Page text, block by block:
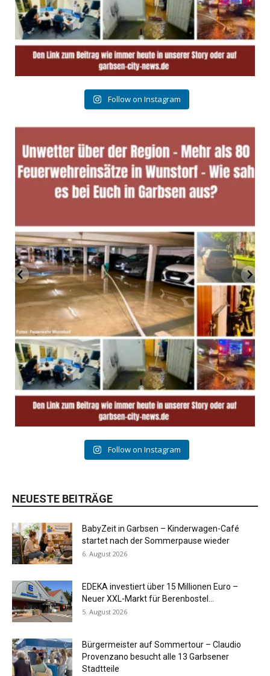
Follow on Instagram
Follow on Instagram
NEUESTE BEITRÄGE
BabyZeit in Garbsen – Kinderwagen-Café
startet nach der Sommerpause wieder
6. August 2026
EDEKA investiert über 15 Millionen Euro –
Neuer XXL-Markt für Berenbostel...
5. August 2026
Bürgermeister auf Sommertour – Claudio
Provenzano besucht alle 13 Garbsener
Stadtteile